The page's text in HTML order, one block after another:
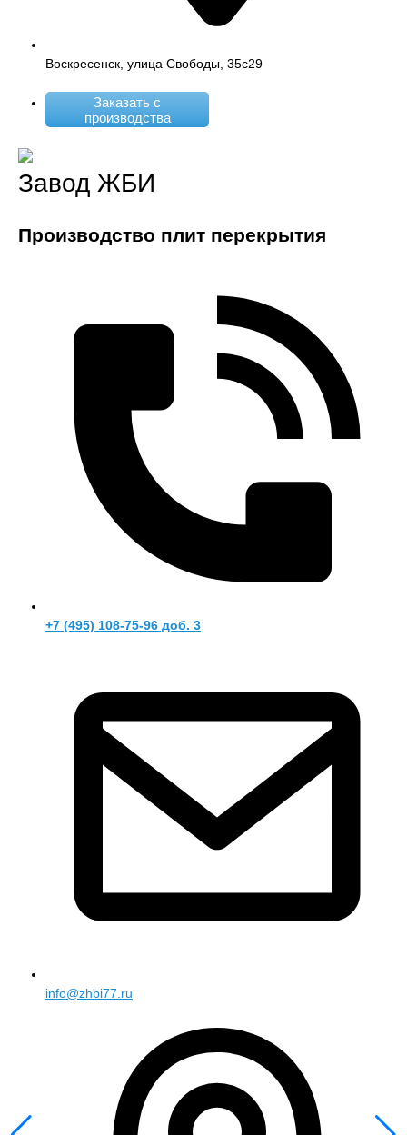
Воскресенск, улица Свободы, 35с29
Заказать с
производства
Завод ЖБИ
Производство плит перекрытия
+7 (495) 108-75-96 доб. 3
info@zhbi77.ru